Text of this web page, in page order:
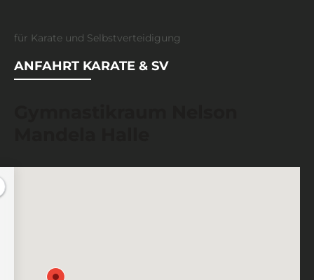
für Karate und Selbstverteidigung
ANFAHRT KARATE & SV